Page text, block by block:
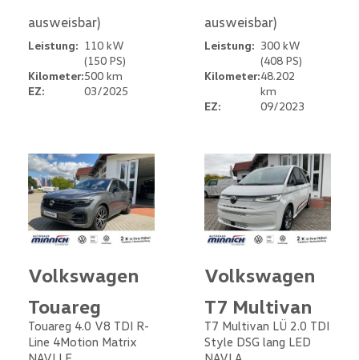
ausweisbar)
Leistung: 110 kW
(150 PS)
Kilometer:500 km
EZ:
03/2025
ausweisbar)
Leistung: 300 kW
(408 PS)
Kilometer:48.202
km
EZ:
09/2023
Volkswagen
Touareg
Touareg 4.0 V8 TDI R-
Line 4Motion Matrix
Volkswagen
T7 Multivan
T7 Multivan LÜ 2.0 TDI
Style DSG lang LED